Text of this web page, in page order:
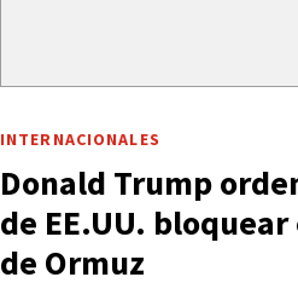
INTERNACIONALES
Donald Trump
de EE.UU.
de Ormuz